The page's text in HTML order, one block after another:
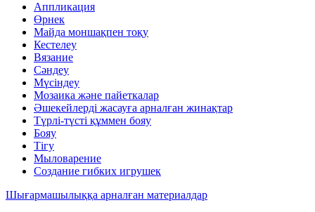
Аппликация
Өрнек
Майда моншақпен тоқу
Кестелеу
Вязание
Сәндеу
Мүсіндеу
Мозаика және пайеткалар
Әшекейлерді жасауға арналған жинақтар
Түрлі-түсті құммен бояу
Бояу
Тігу
Мыловарение
Создание гибких игрушек
Шығармашылыққа арналған материалдар